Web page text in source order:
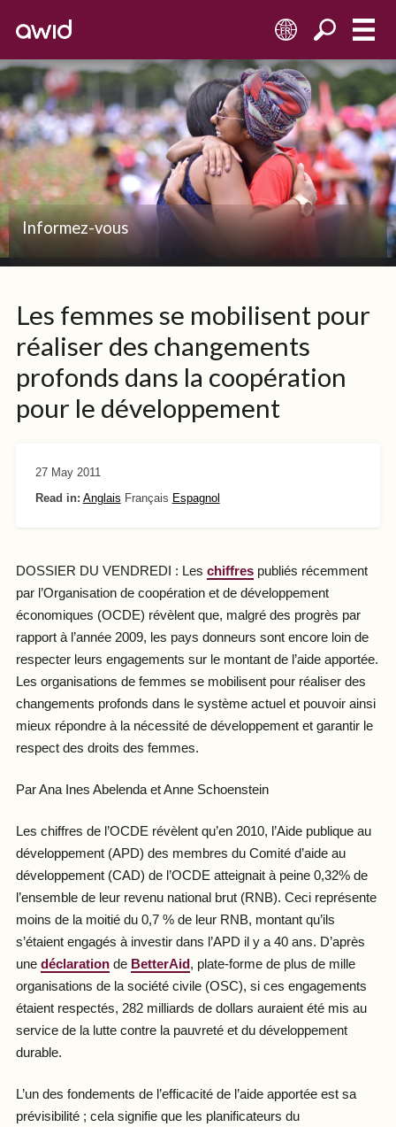
FR
Informez-vous
Les femmes se mobilisent pour
réaliser des changements
profonds dans la coopération
pour le développement
27 May 2011
Read in: Anglais Français Espagnol
DOSSIER DU VENDREDI : Les chiffrespubliés récemment
par l’Organisation de coopération et de développement
économiques (OCDE) révèlent que, malgré des progrès par
rapport à l’année 2009, les pays donneurs sont encore loin de
respecter leurs engagements sur le montant de l’aide apportée.
Les organisations de femmes se mobilisent pour réaliser des
changements profonds dans le système actuel et pouvoir ainsi
mieux répondre à la nécessité de développement et garantir le
respect des droits des femmes.
Par Ana Ines Abelenda et Anne Schoenstein
Les chiffres de l’OCDE révèlent qu’en 2010, l’Aide publique au
développement (APD) des membres du Comité d’aide au
développement (CAD) de l’OCDE atteignait à peine 0,32% de
l’ensemble de leur revenu national brut (RNB). Ceci représente
moins de la moitié du 0,7 % de leur RNB, montant qu’ils
s’étaient engagés à investir dans l’APD il y a 40 ans. D’après
une déclarationde BetterAid , plate-forme de plus de mille
organisations de la société civile (OSC), si ces engagements
étaient respectés, 282 milliards de dollars auraient été mis au
service de la lutte contre la pauvreté et du développement
durable.
L’un des fondements de l’efficacité de l’aide apportée est sa
prévisibilité ; cela signifie que les planificateurs du